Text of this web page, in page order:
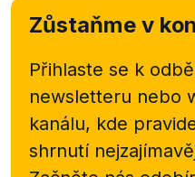
Zůstaňme v
Přihlaste se k
newsletteru nebo
kanálu, kde
shrnutí